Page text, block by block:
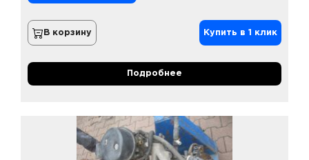
В корзину Купить в 1 клик
Подробнее